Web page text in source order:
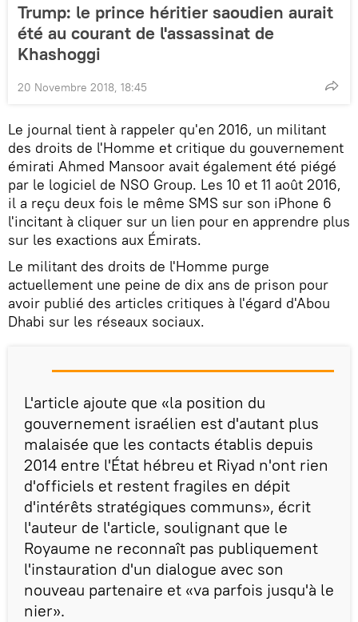
Trump: le prince héritier saoudien aurait
été au courant de l'assassinat de
Khashoggi
20 Novembre 2018, 18:45
Le journal tient à rappeler qu'en 2016, un militant
des droits de l'Homme et critique du gouvernement
émirati Ahmed Mansoor avait également été piégé
par le logiciel de NSO Group. Les 10 et 11 août 2016,
il a reçu deux fois le même SMS sur son iPhone 6
l'incitant à cliquer sur un lien pour en apprendre plus
sur les exactions aux Émirats.
Le militant des droits de l'Homme purge
actuellement une peine de dix ans de prison pour
avoir publié des articles critiques à l'égard d'Abou
Dhabi sur les réseaux sociaux.
L'article ajoute que «la position du
gouvernement israélien est d'autant plus
malaisée que les contacts établis depuis
2014 entre l'État hébreu et Riyad n'ont rien
d'officiels et restent fragiles en dépit
d'intérêts stratégiques communs», écrit
l'auteur de l'article, soulignant que le
Royaume ne reconnaît pas publiquement
l'instauration d'un dialogue avec son
nouveau partenaire et «va parfois jusqu'à le
nier».